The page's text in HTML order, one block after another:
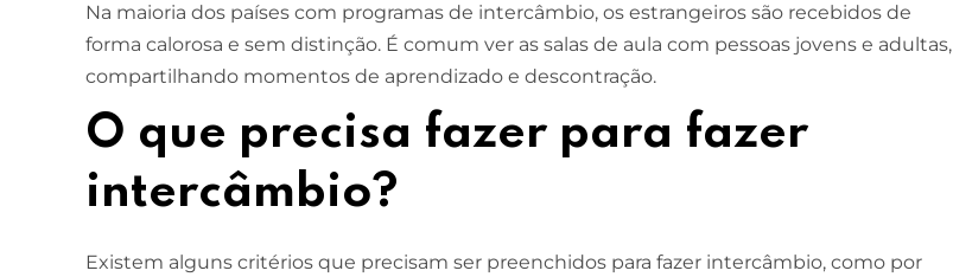
Na maioria dos países com programas de intercâmbio, os estrangeiros são recebidos de
forma calorosa e sem distinção. É comum ver as salas de aula com pessoas jovens e adultas,
compartilhando momentos de aprendizado e descontração.
O que precisa fazer para fazer
intercâmbio?
Existem alguns critérios que precisam ser preenchidos para fazer intercâmbio, como por
ESCOLA DE NEGÓCIOS NOTURNO
Contábeis
MELHOR CURSO PRIVADO DE SÃO LUÍS -
ESCOLA DE NEGÓCIOS NOTURNO
INSCREVA-SE!